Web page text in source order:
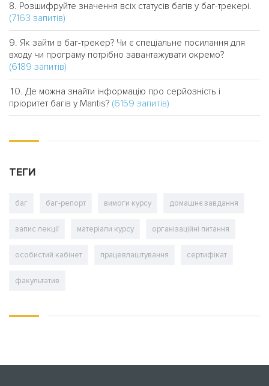
Розшифруйте значення всіх статусів багів у баг-трекері.
(7163 запитів)
Як зайти в баг-трекер? Чи є спеціальне посилання для
входу чи програму потрібно завантажувати окремо?
(6189 запитів)
Де можна знайти інформацію про серйозність і
пріоритет багів у Mantis? (6159 запитів)
ТЕГИ
баг баг-репорт вимоги курсу домашнє завдання
запис лекції матеріали курсу організаційні питання
особистий кабінет працевлаштування сертифікат
факультатив